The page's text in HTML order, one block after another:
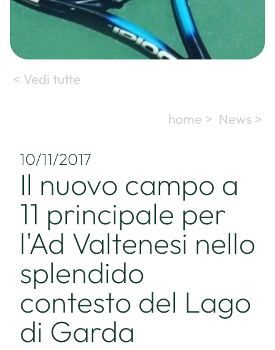
< Vedi tutte
home > News >
10/11/2017
Il nuovo campo a
11 principale per
l'Ad Valtenesi nello
splendido
contesto del Lago
di Garda